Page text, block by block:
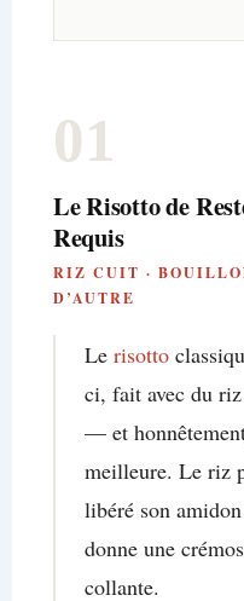
01
Le Risotto de
Requis
RIZ CUIT ·
D’AUTRE
Le risotto
ci, fait avec du
— et
meilleure. Le riz
libéré son
donne une
collante.